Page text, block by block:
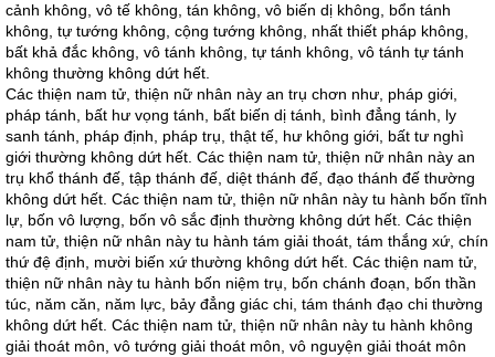
cảnh không, vô tế không, tán không, vô biến dị không, bổn tánh
không, tự tướng không, cộng tướng không, nhất thiết pháp không,
bất khả đắc không, vô tánh không, tự tánh không, vô tánh tự tánh
không thường không dứt hết.
Các thiện nam tử, thiện nữ nhân này an trụ chơn như, pháp giới,
pháp tánh, bất hư vọng tánh, bất biến dị tánh, bình đẳng tánh, ly
sanh tánh, pháp định, pháp trụ, thật tế, hư không giới, bất tư nghì
giới thường không dứt hết. Các thiện nam tử, thiện nữ nhân này an
trụ khổ thánh đế, tập thánh đế, diệt thánh đế, đạo thánh đế thường
không dứt hết. Các thiện nam tử, thiện nữ nhân này tu hành bốn tĩnh
lự, bốn vô lượng, bốn vô sắc định thường không dứt hết. Các thiện
nam tử, thiện nữ nhân này tu hành tám giải thoát, tám thắng xứ, chín
thứ đệ định, mười biến xứ thường không dứt hết. Các thiện nam tử,
thiện nữ nhân này tu hành bốn niệm trụ, bốn chánh đoạn, bốn thần
túc, năm căn, năm lực, bảy đẳng giác chi, tám thánh đạo chi thường
không dứt hết. Các thiện nam tử, thiện nữ nhân này tu hành không
giải thoát môn, vô tướng giải thoát môn, vô nguyện giải thoát môn